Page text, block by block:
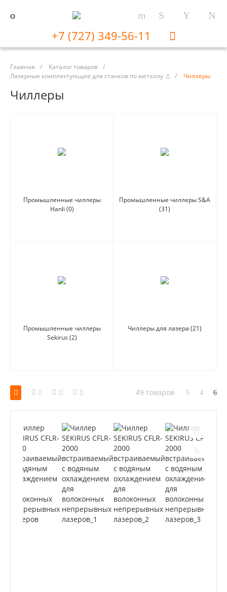
+7 (727) 349-56-11
Главная / Каталог товаров /
Лазерные комплектующие для станков по металлу
/ Чиллеры
Чиллеры
Промышленные чиллеры
Hanli (0)
Промышленные чиллеры S&A
(31)
Промышленные чиллеры
Sekirus (2)
Чиллеры для лазера (21)
49 товаров